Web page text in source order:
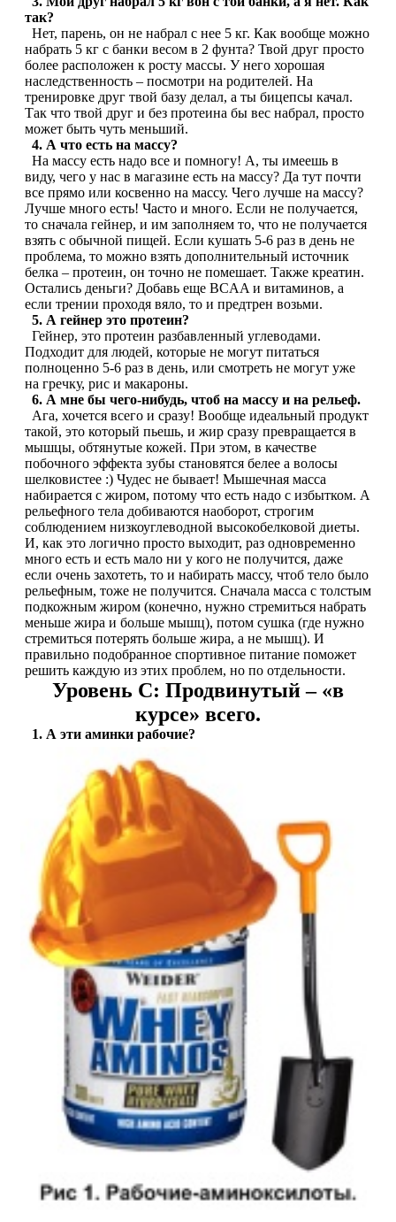
Изотоники
Аргинин
Бета-аланин
Комплексы аминокислот
Энергетики
Таурин
Цитруллин
Глютамин
Гейнеры
Аксессуары
НАЗАД
Ремни и перчатки
Шейкеры и бутылки
Прочее
Подарочные сертификаты
Фитнес резинки
Полезные продукты
НАЗАД
Снеки и шоколад
Соусы и Топпинги
Распродажа!
Распродажа NOW
так?
Нет, парень, он не набрал с нее 5 кг. Как вообще можно
набрать 5 кг с банки весом в 2 фунта? Твой друг просто
более расположен к росту массы. У него хорошая
наследственность – посмотри на родителей. На
тренировке друг твой базу делал, а ты бицепсы качал.
Так что твой друг и без протеина бы вес набрал, просто
может быть чуть меньший.
4. А что есть на массу?
На массу есть надо все и помногу! А, ты имеешь в
виду, чего у нас в магазине есть на массу? Да тут почти
все прямо или косвенно на массу. Чего лучше на массу?
Лучше много есть! Часто и много. Если не получается,
то сначала гейнер, и им заполняем то, что не получается
взять с обычной пищей. Если кушать 5-6 раз в день не
проблема, то можно взять дополнительный источник
белка – протеин, он точно не помешает. Также креатин.
Остались деньги? Добавь еще BCAA и витаминов, а
если трении проходя вяло, то и предтрен возьми.
5. А гейнер это протеин?
Гейнер, это протеин разбавленный углеводами.
Подходит для людей, которые не могут питаться
полноценно 5-6 раз в день, или смотреть не могут уже
на гречку, рис и макароны.
6. А мне бы чего-нибудь, чтоб на массу и на рельеф.
Ага, хочется всего и сразу! Вообще идеальный продукт
такой, это который пьешь, и жир сразу превращается в
мышцы, обтянутые кожей. При этом, в качестве
побочного эффекта зубы становятся белее а волосы
шелковистее :) Чудес не бывает! Мышечная масса
набирается с жиром, потому что есть надо с избытком. А
рельефного тела добиваются наоборот, строгим
соблюдением низкоуглеводной высокобелковой диеты.
И, как это логично просто выходит, раз одновременно
много есть и есть мало ни у кого не получится, даже
если очень захотеть, то и набирать массу, чтоб тело было
рельефным, тоже не получится. Сначала масса с толстым
подкожным жиром (конечно, нужно стремиться набрать
меньше жира и больше мышц), потом сушка (где нужно
стремиться потерять больше жира, а не мышц). И
правильно подобранное спортивное питание поможет
решить каждую из этих проблем, но по отдельности.
Уровень C: Продвинутый – «в
курсе» всего.
1. А эти аминки рабочие?